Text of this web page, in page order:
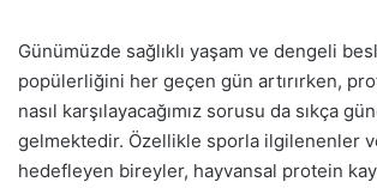
Günümüzde sağlıklı yaşam ve dengeli
popülerliğini her geçen gün artırırken,
nasıl karşılayacağımız sorusu da sıkça
gelmektedir. Özellikle sporla ilgilenenler
hedefleyen bireyler, hayvansal protein